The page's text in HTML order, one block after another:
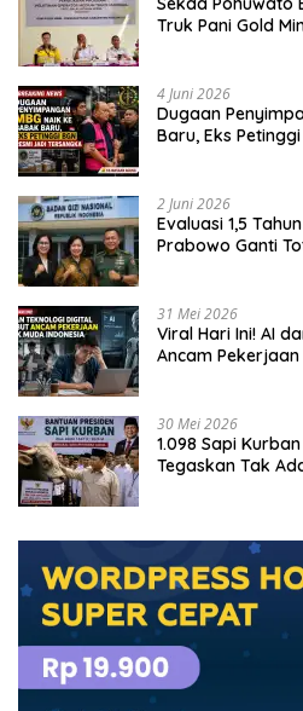
Truk Pani Gold
4 Juni 2026
Dugaan
Baru, Eks
2 Juni 2026
Evaluasi 1,5
Prabowo Ganti
31 Mei 2026
Viral Hari Ini! AI
Ancam
30 Mei 2026
1.098 Sapi
Tegaskan Tak